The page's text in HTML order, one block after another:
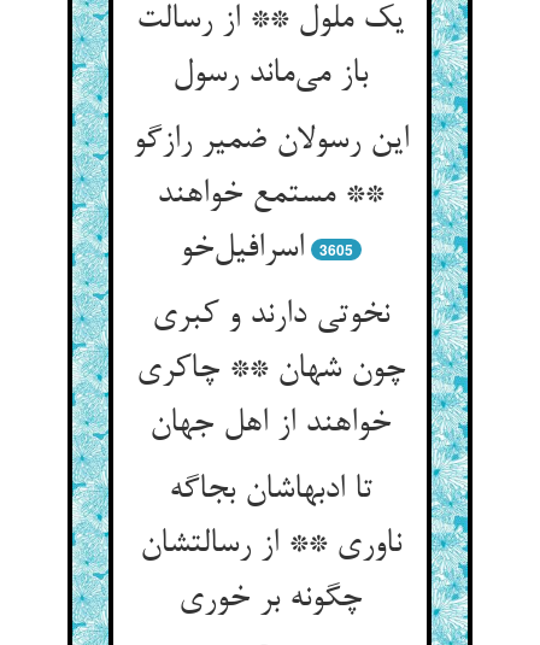
یک ملول ** از رسالت
باز می‌ماند رسول
این رسولان ضمیر رازگو
** مستمع خواهند
اسرافیل‌خو
3605
نخوتی دارند و کبری
چون شهان ** چاکری
خواهند از اهل جهان
تا ادبهاشان بجاگه
ناوری ** از رسالتشان
چگونه بر خوری